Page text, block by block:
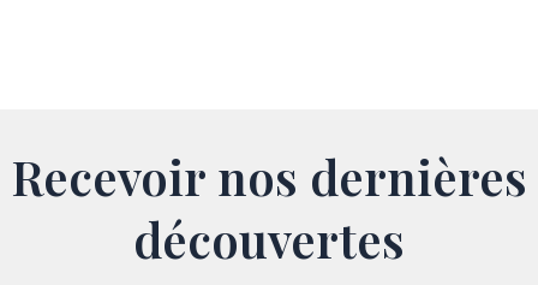
Recevoir nos dernières
découvertes